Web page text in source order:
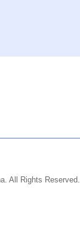
All Rights Reserved.